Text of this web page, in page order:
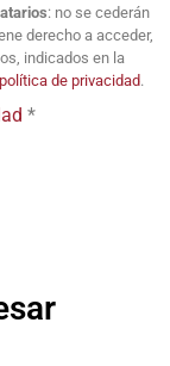
: no se cederán
derecho a acceder,
indicados en la
política de privacidad.
*